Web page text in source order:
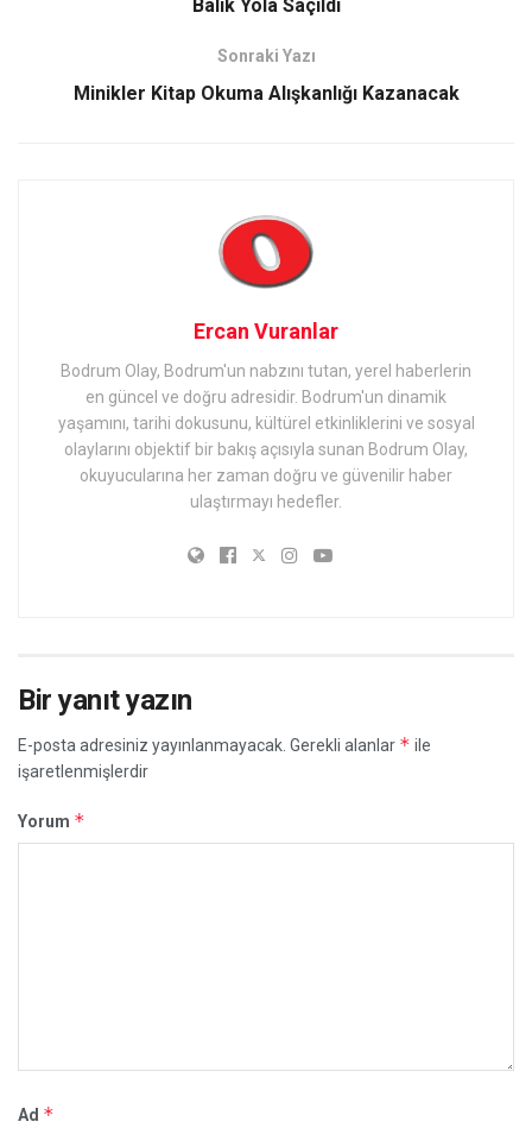
Balık Yola Saçıldı
Sonraki Yazı
Minikler Kitap Okuma Alışkanlığı Kazanacak
Ercan Vuranlar
Bodrum Olay, Bodrum'un nabzını tutan, yerel haberlerin
en güncel ve doğru adresidir. Bodrum'un dinamik
yaşamını, tarihi dokusunu, kültürel etkinliklerini ve sosyal
olaylarını objektif bir bakış açısıyla sunan Bodrum Olay,
okuyucularına her zaman doğru ve güvenilir haber
ulaştırmayı hedefler.
Bir yanıt yazın
E-posta adresiniz yayınlanmayacak. Gerekli alanlar * ile
işaretlenmişlerdir
Yorum *
Ad *